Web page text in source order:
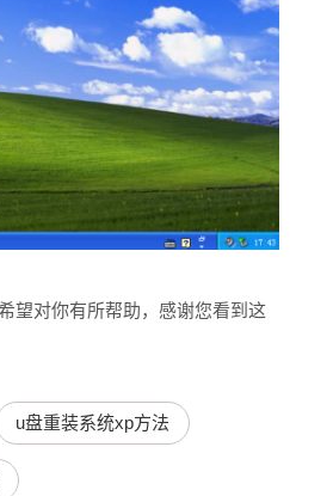
望对你有所帮助，感谢您看到这
u盘重装系统xp方法